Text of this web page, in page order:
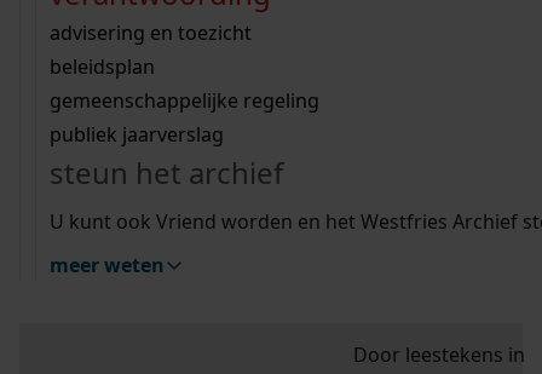
bouwvergunningen
omgevingsvergunningen
vergunningen
beeld en geluid
uitleg nodig?
Wij helpen u op weg met een aantal zoektips.
bekijk alle zoektips
Wij helpen u op weg met een aantal zoektips.
bekijk alle zoektips
bekijk ons geschiedenislokaal
advisering en toezicht
beleidsplan
gemeenschappelijke regeling
publiek jaarverslag
steun het archief
U kunt ook Vriend worden en het Westfries Archief
meer weten
hulp nodig?
Deze zoektips helpen u op weg.
zoektips
Door leestekens in